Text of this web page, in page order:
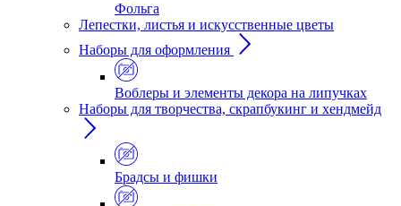
Фольга
Лепестки, листья и искусственные цветы
Наборы для оформления
Воблеры и элементы декора на липучках
Наборы для творчества, скрапбукинг и хендмейд
Брадсы и фишки